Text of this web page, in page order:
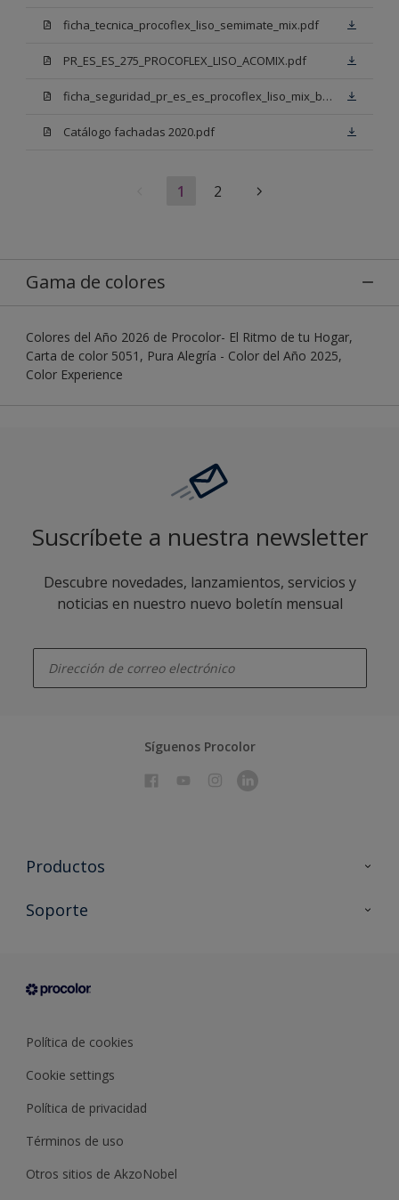
ficha_tecnica_procoflex_liso_semimate_mix.pdf
PR_ES_ES_275_PROCOFLEX_LISO_ACOMIX.pdf
ficha_seguridad_pr_es_es_procoflex_liso_mix_bb.pdf
Catálogo fachadas 2020.pdf
1 2
Gama de colores
Colores del Año 2026 de Procolor- El Ritmo de tu Hogar,
Carta de color 5051, Pura Alegría - Color del Año 2025,
Color Experience
Suscríbete a nuestra newsletter
Descubre novedades, lanzamientos, servicios y
noticias en nuestro nuevo boletín mensual
Síguenos Procolor
Productos
Todos los productos
Condiciones generales de venta
Soporte
Sobre Procolor
Política de cookies
Cookie settings
Política de privacidad
Términos de uso
Otros sitios de AkzoNobel